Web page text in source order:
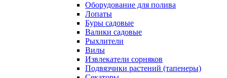
Оборудование для полива
Лопаты
Буры садовые
Валики садовые
Рыхлители
Вилы
Извлекатели сорняков
Подвязчики растений (тапенеры)